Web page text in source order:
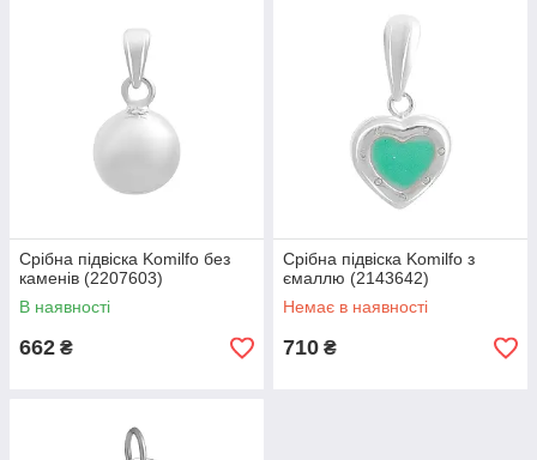
Срібна підвіска Komilfo без
каменів (2207603)
В наявності
662 ₴
Срібна підвіска Komilfo з
ємаллю (2143642)
Немає в наявності
710 ₴